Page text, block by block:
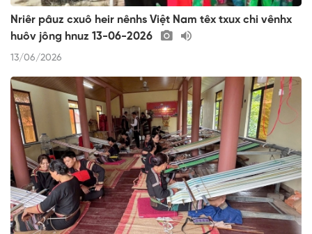
Nriêr pâuz cxuô heir nênhs Việt Nam têx txux chi vênhx
huôv jông hnuz 13-06-2026
13/06/2026